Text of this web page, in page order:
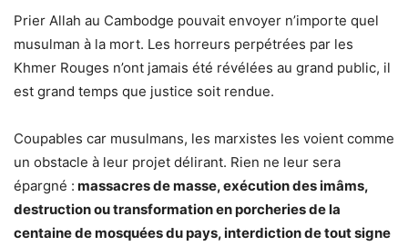
Prier Allah au Cambodge pouvait envoyer n’importe quel
musulman à la mort. Les horreurs perpétrées par les
Khmer Rouges n’ont jamais été révélées au grand public, il
est grand temps que justice soit rendue.
Coupables car musulmans, les marxistes les voient comme
un obstacle à leur projet délirant. Rien ne leur sera
épargné : massacres de masse, exécution des imâms,
destruction ou transformation en porcheries de la
centaine de mosquées du pays, interdiction de tout signe